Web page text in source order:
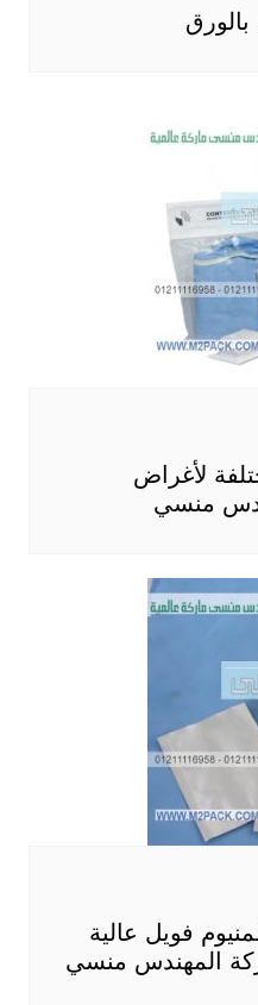
لأغراض
منسي
فويل عالية
المهندس منسي